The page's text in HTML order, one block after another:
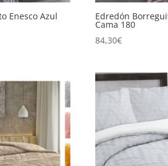
Enesco Azul Edredón
Cama 180
84,30€